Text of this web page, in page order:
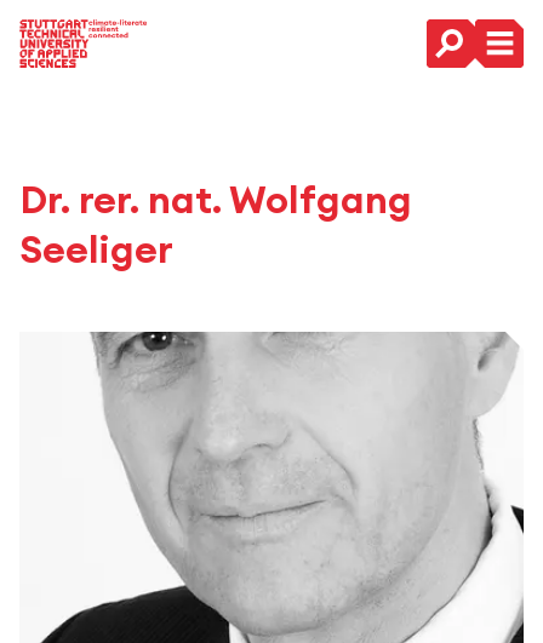
Main Navigation
Dr. rer. nat. Wolfgang
Seeliger